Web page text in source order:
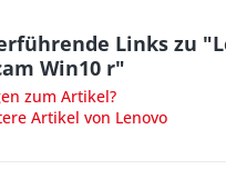
Links zu
Win10 r"
zum Artikel?
Artikel von Lenovo